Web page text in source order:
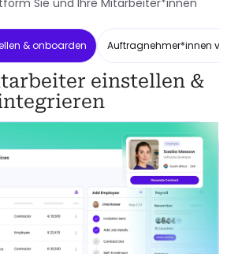
Sie und Ihre Mitarbeiter*innen
& onboarden Auftragnehmer*innen
einstellen &